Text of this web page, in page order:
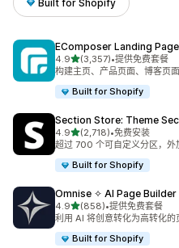
Built for Shopify
EComposer Landing
4.9星（满分 5 星）
(3,357)
总共 3357 条评论
•提供免费套餐
构建主页、产品页面、博客页
Built for Shopify
Section Store: Theme
4.9星（满分 5 星）
(2,718)
总共 2718 条评论
•免费安装
超过 700 个可自定义分区，外
Built for Shopify
Omnise ✧ AI Page Builder
4.9星（满分 5 星）
(858)
总共 858 条评论
•提供免费套餐
利用 AI 将创意转化为高转化的
Built for Shopify